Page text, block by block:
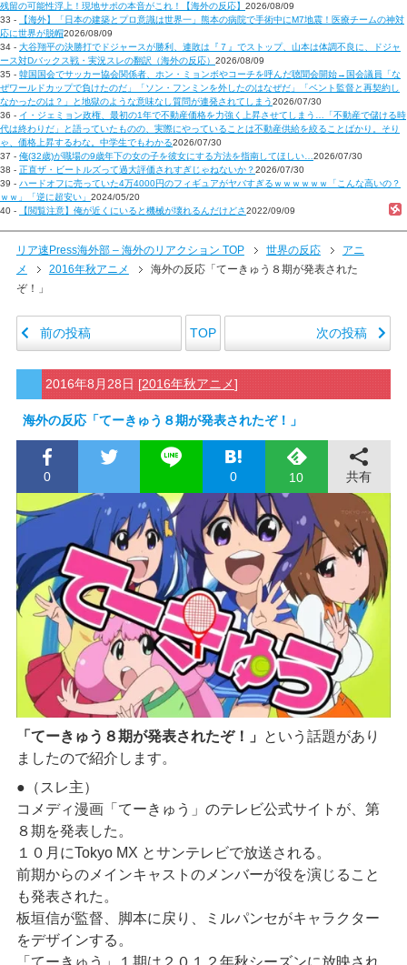
残留の可能性浮上！現地サポの本音がこれ！【海外の反応】 2026/08/09
33 -
【海外】「日本の建築とプロ意識は世界一」熊本の病院で手術中にM7地震！医療チームの神対
応に世界が脱帽2026/08/09
34 - 大谷翔平の決勝打でドジャースが勝利、連敗は『７』でストップ、山本は体調不良に、ドジャ
ース対Dバックス戦・実況スレの翻訳（海外の反応） 2026/08/09
35 - 韓国国会でサッカー協会関係者、ホン・ミョンボやコーチを呼んだ聴聞会開始→国会議員「な
ぜワールドカップで負けたのだ」「ソン・フンミンを外したのはなぜだ」「ベント監督と再契約し
なかったのは？」と地獄のような意味なし質問が連発されてしまう2026/07/30
36 - イ・ジェミョン政権、最初の1年で不動産価格を力強く上昇させてしまう…「不動産で儲ける時
代は終わりだ」と語っていたものの、実際にやっていることは不動産供給を絞ることばかり。そり
ゃ、価格上昇するわな。中学生でもわかる2026/07/30
37 - 俺(32歳)が職場の9歳年下の女の子を彼女にする方法を指南してほしい…2026/07/30
38 - 正直ザ・ビートルズって過大評価されすぎじゃねないか？2026/07/30
39 - ハードオフに売っていた4万4000円のフィギュアがヤバすぎるｗｗｗｗｗｗ「こんな高いの？
ｗｗ」「逆に超安い」 2024/05/20
40 -
【閲覧注意】俺が近くにいると機械が壊れるんだけどさ2022/09/09
リア速Press海外部 – 海外のリアクション TOP 世界の反応
アニ
メ
2016年秋アニメ
海外の反応「てーきゅう８期が発表された
ぞ！」
前の投稿 TOP 次の投稿
2016年8月28日 [2016年秋アニメ]
海外の反応「てーきゅう８期が発表されたぞ！」
0 0 10 共有
「てーきゅう８期が発表されたぞ！」
という話題があり
ましたので紹介します。
●（スレ主）
コメディ漫画「てーきゅう」のテレビ公式サイトが、第
８期を発表した。
１０月にTokyo MX とサンテレビで放送される。
前期からのメインキャストのメンバーが役を演じること
も発表された。
板垣信が監督、脚本に戻り、ミルパンセがキャラクター
をデザインする。